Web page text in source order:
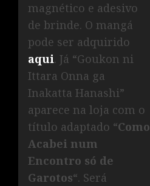
magnético e adesivo
de brinde. O mangá
pode ser adquirido
aqui. Já “Goukon ni
Ittara Onna ga
Inakatta Hanashi”
aparece na loja com o
título adaptado “Como
Acabei num
Encontro só de
Garotos“. Será